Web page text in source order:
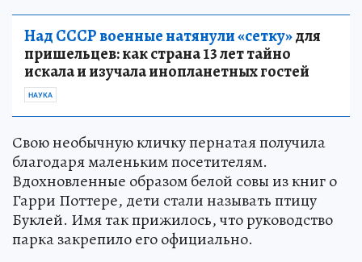
Над СССР военные натянули «сетку»для
пришельцев: как страна 13 лет тайно
искала и изучала инопланетных гостей
НАУКА
Свою необычную кличку пернатая получила
благодаря маленьким посетителям.
Вдохновленные образом белой совы из книг о
Гарри Поттере, дети стали называть птицу
Буклей. Имя так прижилось, что руководство
парка закрепило его официально.